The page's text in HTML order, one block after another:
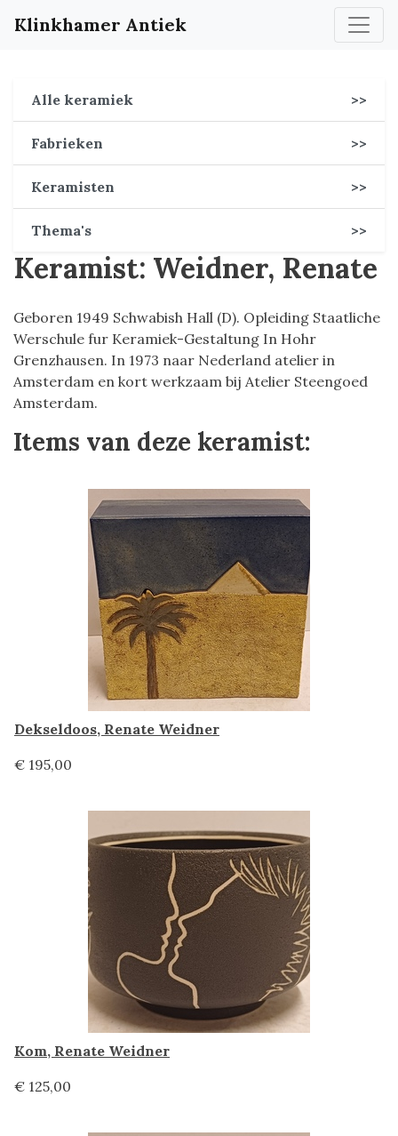
Klinkhamer Antiek
Alle keramiek >>
Fabrieken >>
Keramisten >>
Thema's >>
Keramist: Weidner, Renate
Geboren 1949 Schwabish Hall (D). Opleiding Staatliche
Werschule fur Keramiek-Gestaltung In Hohr
Grenzhausen. In 1973 naar Nederland atelier in
Amsterdam en kort werkzaam bij Atelier Steengoed
Amsterdam.
Items van deze keramist:
Dekseldoos, Renate Weidner
€ 195,00
Kom, Renate Weidner
€ 125,00